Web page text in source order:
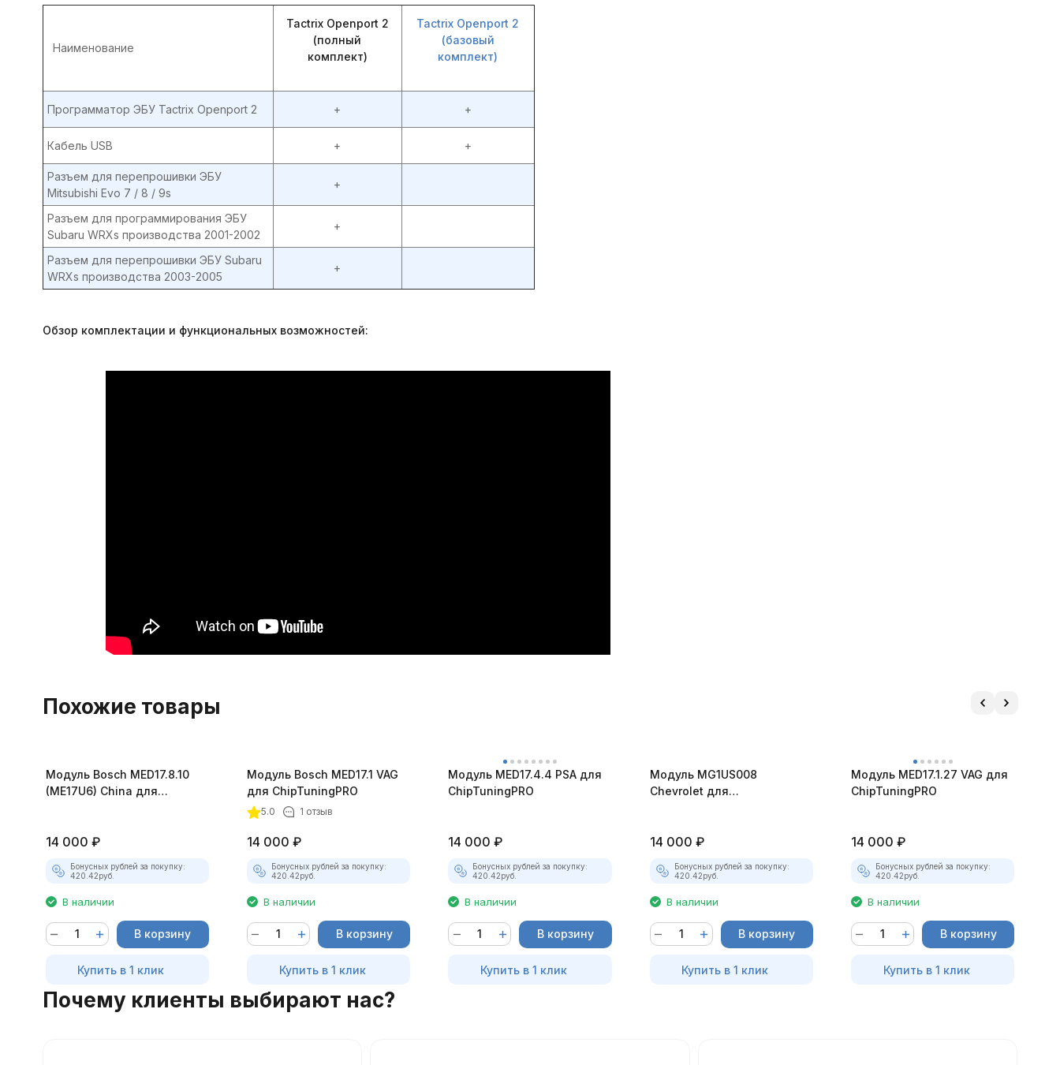
Наименование
Tactrix Openport 2
(полный
комплект)
Tactrix Openport 2
(базовый
комплект)
Программатор ЭБУ Tactrix Openport 2 + +
Кабель USB + +
Разъем для перепрошивки ЭБУ
Mitsubishi Evo 7 / 8 / 9s
+
Разъем для программирования ЭБУ
Subaru WRXs производства 2001-2002
+
Разъем для перепрошивки ЭБУ Subaru
WRXs производства 2003-2005
+
Обзор комплектации и функциональных возможностей:
Похожие товары
Модуль Bosch MED17.8.10
(ME17U6) China для
14 000 ₽
Бонусных рублей за покупку:
420.42руб.
В наличии
В корзину
Купить в 1 клик
Модуль Bosch MED17.1 VAG
для ChipTuningPRO
5.0 1 отзыв
14 000 ₽
Бонусных рублей за покупку:
420.42руб.
В наличии
В корзину
Купить в 1 клик
Модуль MED17.4.4 PSA для
ChipTuningPRO
14 000 ₽
Бонусных рублей за покупку:
420.42руб.
В наличии
В корзину
Купить в 1 клик
Модуль MG1US008
Chevrolet для
14 000 ₽
Бонусных рублей за покупку:
420.42руб.
В наличии
В корзину
Купить в 1 клик
Модуль MED17.1.27 VAG для
ChipTuningPRO
14 000 ₽
Бонусных рублей за покупку:
420.42руб.
В наличии
В корзину
Купить в 1 клик
Почему клиенты выбирают нас?